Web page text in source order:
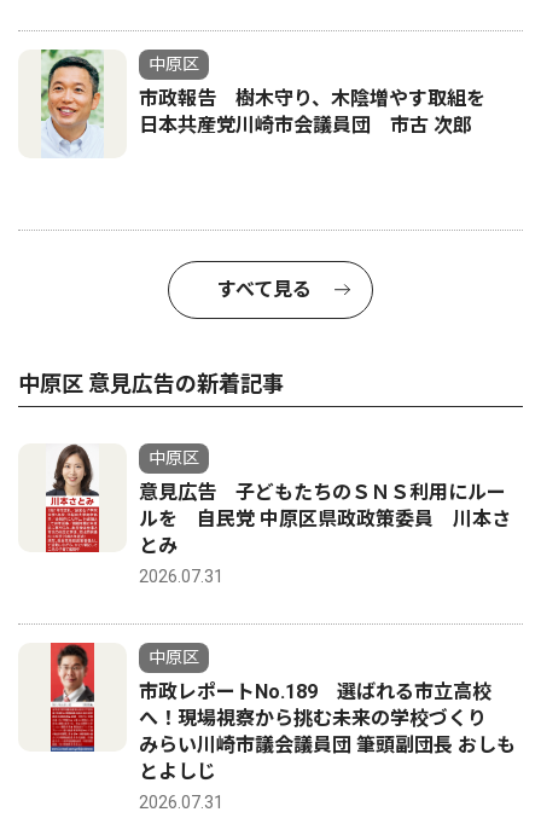
中原区
市政報告 樹木守り、木陰増やす取組を
日本共産党川崎市会議員団 市古 次郎
すべて見る
中原区 意見広告の新着記事
中原区
意見広告 子どもたちのＳＮＳ利用にルー
ルを 自民党 中原区県政政策委員 川本さ
とみ
2026.07.31
中原区
市政レポートNo.189 選ばれる市立高校
へ！現場視察から挑む未来の学校づくり
みらい川崎市議会議員団 筆頭副団長 おしも
とよしじ
2026.07.31